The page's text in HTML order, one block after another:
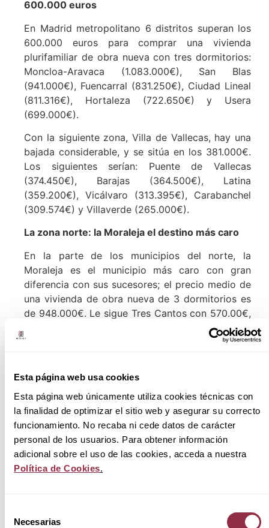
Esta página web usa cookies
Esta página web únicamente utiliza cookies técnicas con
la finalidad de optimizar el sitio web y asegurar su correcto
funcionamiento. No recaba ni cede datos de carácter
personal de los usuarios. Para obtener información
adicional sobre el uso de las cookies, acceda a nuestra
Política de Cookies.
Necesarias
600.000 euros
En Madrid metropolitano 6 distritos superan los
600.000 euros para comprar una vivienda
plurifamiliar de obra nueva con tres dormitorios:
Moncloa-Aravaca (1.083.000€), San Blas
(941.000€), Fuencarral (831.250€), Ciudad Lineal
(811.316€), Hortaleza (722.650€) y Usera
(699.000€).
Con la siguiente zona, Villa de Vallecas, hay una
bajada considerable, y se sitúa en los 381.000€.
Los siguientes serían: Puente de Vallecas
(374.450€), Barajas (364.500€), Latina
(359.200€), Vicálvaro (313.395€), Carabanchel
(309.574€) y Villaverde (265.000€).
La zona norte: la Moraleja el destino más caro
En la parte de los municipios del norte, la
Moraleja es el municipio más caro con gran
diferencia con sus sucesores; el precio medio de
una vivienda de obra nueva de 3 dormitorios es
de 948.000€. Le sigue Tres Cantos con 570.00€,
Colmenar Viejo (379.633€), Alcobendas
(365.750€) y San Sebastián de los Reyes con
En los municipios del noroeste, las Rozas es el
que cuenta con un precio más elevado para este
tipo de viviendas con una media de 534.617€. Le
sigue el Escorial (395.000€), Collado Villalba
(277.400€) y el más económico sería
Colmenarejo con 270.000€ de media.
Los municipios del Corredor de Henares son más
Henares con una media de 352.141 euros. Le